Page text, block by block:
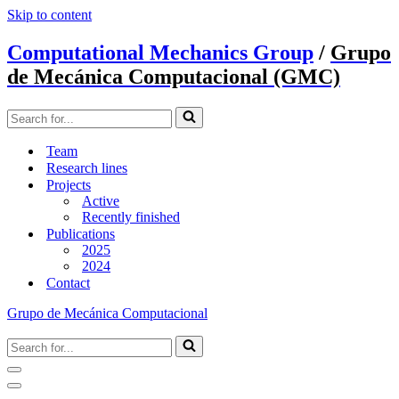
Skip to content
Computational Mechanics Group / Grupo
de Mecánica Computacional (GMC)
Search
for...
Team
Research lines
Projects
Active
Recently finished
Publications
2025
2024
Contact
Grupo de Mecánica Computacional
Search
for...
Navigation
Menu
Navigation